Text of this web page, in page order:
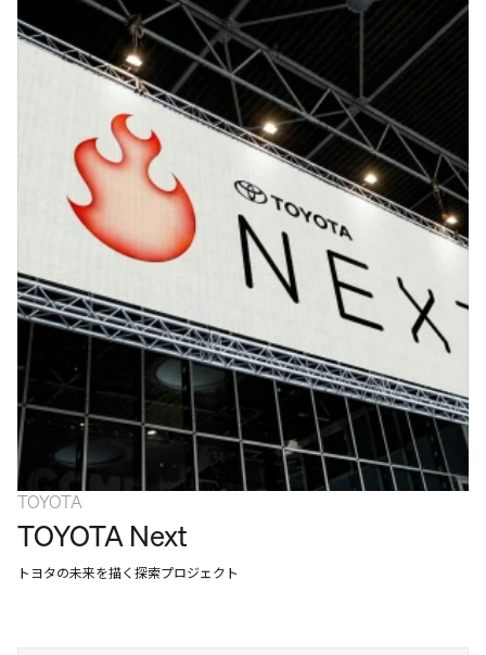
TOYOTA
TOYOTA Next
トヨタの未来を描く探索プロジェクト
WORK
SERVICES
ABOUT
APPROACH
NEWS
CAREERS
CONTACT